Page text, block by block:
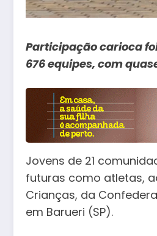
Participação carioca
676 equipes, com
Jovens de 21
futuras como atletas,
Crianças, da
em Barueri (SP).